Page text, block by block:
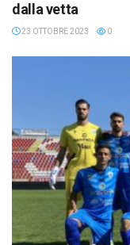
dalla vetta
23 OTTOBRE 2023 0